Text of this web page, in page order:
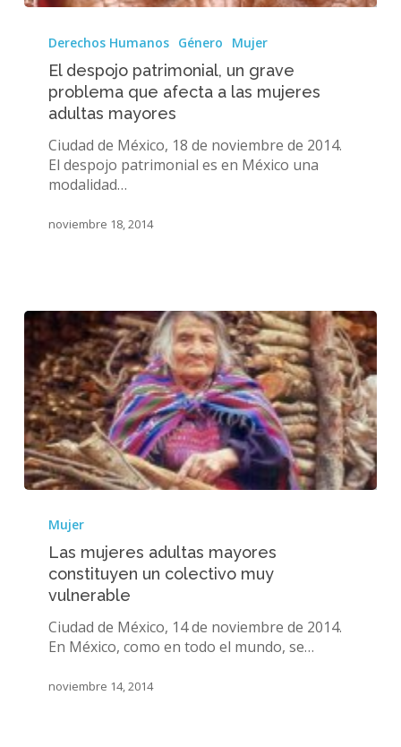
despojo
grave
problema
afecta
adultas
Derechos Humanos Género Mujer
El despojo patrimonial, un grave
problema que afecta a las mujeres
adultas mayores
Ciudad de México, 18 de noviembre de 2014.
El despojo patrimonial es en México una
modalidad…
noviembre 18, 2014
mujeres
adultas
mayores
constituyen
colectivo
muy
vulnerable
Mujer
Las mujeres adultas mayores
constituyen un colectivo muy
vulnerable
Ciudad de México, 14 de noviembre de 2014.
En México, como en todo el mundo, se…
noviembre 14, 2014